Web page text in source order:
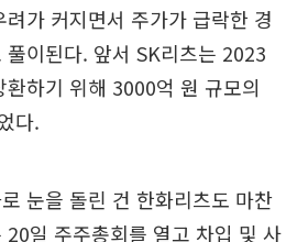
가 커지면서 주가가 급락한 경
이된다. 앞서 SK리츠는 2023
하기 위해 3000억 원 규모의
다.
눈을 돌린 건 한화리츠도 마찬
20일 주주총회를 열고 차입 및 사